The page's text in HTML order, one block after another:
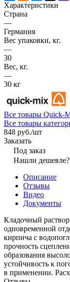
Характеристики
Страна
—
Германия
Вес упаковки, кг.
—
30
Вес, кг.
—
30 кг
Все товары Quick-
Все товары
848 руб./шт
Заказать
Под заказ
Нашли дешевле?
Описание
Отзывы
Видео
Документы
Кладочный
одновременной
кирпича с
прочность
образования
устойчивость к
в применении.